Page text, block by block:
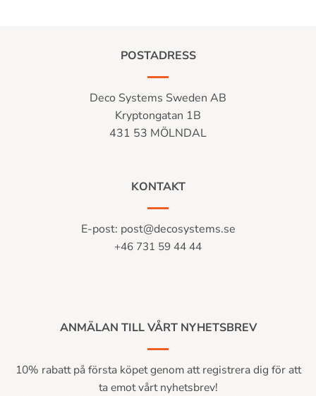
POSTADRESS
Deco Systems Sweden AB
Kryptongatan 1B
431 53 MÖLNDAL
KONTAKT
E-post: post@decosystems.se
+46 731 59 44 44
ANMÄLAN TILL VÅRT NYHETSBREV
10% rabatt på första köpet genom att registrera dig för att
ta emot vårt nyhetsbrev!